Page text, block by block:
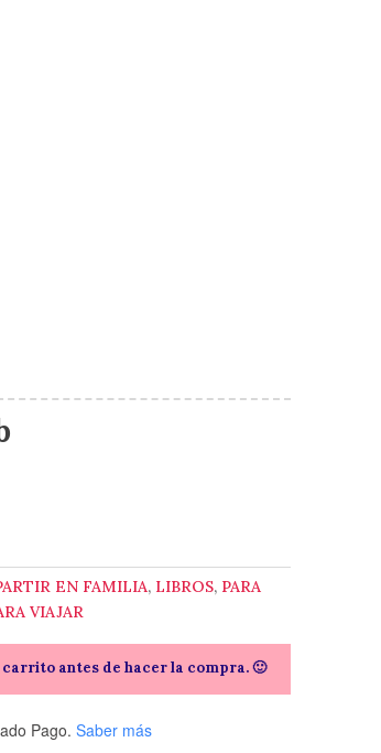
EN FAMILIA, LIBROS, PARA
VIAJAR
antes de hacer la compra. 🙂
Pago. Saber más